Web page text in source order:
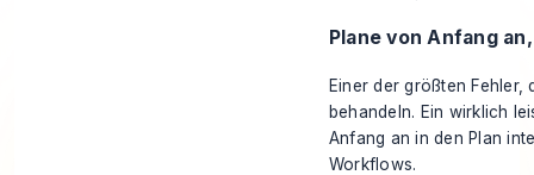
Plane von Anfang
Einer der größten
behandeln. Ein wirklich
Anfang an in den Plan
Workflows.